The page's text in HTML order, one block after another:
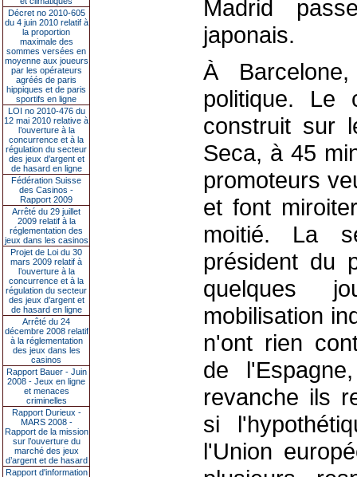
Décret no 2010-605
du 4 juin 2010 relatif à
la proportion
maximale des
sommes versées en
moyenne aux joueurs
par les opérateurs
agréés de paris
hippiques et de paris
sportifs en ligne
LOI no 2010-476 du
12 mai 2010 relative à
l’ouverture à la
concurrence et à la
régulation du secteur
des jeux d’argent et
de hasard en ligne
Fédération Suisse
des Casinos -
Rapport 2009
Arrêté du 29 juillet
2009 relatif à la
réglementation des
jeux dans les casinos
Projet de Loi du 30
mars 2009 relatif à
l’ouverture à la
concurrence et à la
régulation du secteur
des jeux d’argent et
de hasard en ligne
Arrêté du 24
décembre 2008 relatif
à la réglementation
des jeux dans les
casinos
Rapport Bauer - Juin
2008 - Jeux en ligne
et menaces
criminelles
Rapport Durieux -
MARS 2008 -
Rapport de la mission
sur l’ouverture du
marché des jeux
d’argent et de hasard
Rapport d'information
Madrid
japonais.
À
politique. Le
construit sur
Seca, à 45
promoteurs
et font
moitié. La
président du
quelques
mobilisation
n'ont rien
de
revanche ils
si
l'Union